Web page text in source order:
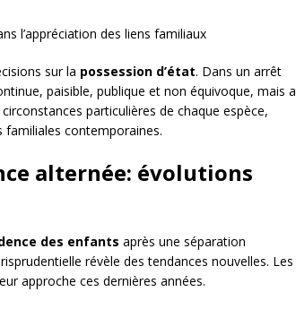
l’appréciation des liens familiaux
sur la possession d’état. Dans un arrêt
paisible, publique et non équivoque, mais a
particulières de chaque espèce,
familiales contemporaines.
alternée: évolutions
des enfants après une séparation
révèle des tendances nouvelles. Les
approche ces dernières années.